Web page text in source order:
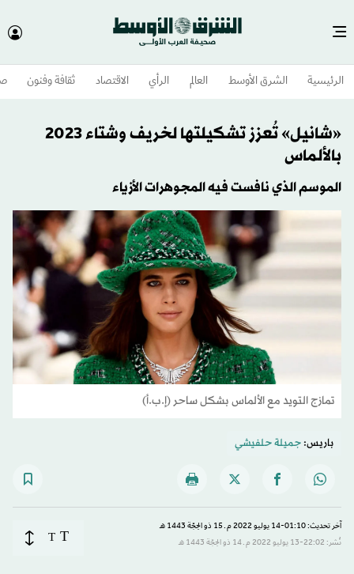
الرئيسية الشرق الأوسط​ العالم الرأي الاقتصاد ثقافة وفنون
«شانيل» تُعزز تشكيلتها لخريف وشتاء 2023
بالألماس
الموسم الذي نافست فيه المجوهرات الأزياء
تمازج التويد مع الألماس بشكل ساحر (إ.ب.أ)
باريس:جميلة حلفيشي
آخر تحديث: 01:10-14 يوليو 2022 م ـ 15 ذو الحِجّة 1443 هـ
نُشر: 22:02-13 يوليو 2022 م ـ 14 ذو الحِجّة 1443 هـ
T
T